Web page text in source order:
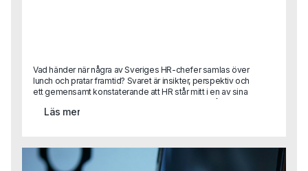
Vad händer när några av Sveriges HR-chefer samlas över
lunch och pratar framtid? Svaret är insikter, perspektiv och
ett gemensamt konstaterande att HR står mitt i en av sina
mest spännande (och utmanande) faser hittills.På Capas
rundabordslunch samlade vi ett utvalt gäng HR-ledare
verklighet och framtidens behov från strategisk
kompetensförsörjning till AI, ledarskap, kultur och etik.Vi
summerar här de viktigaste insikterna från samtalen.För
Läs mer